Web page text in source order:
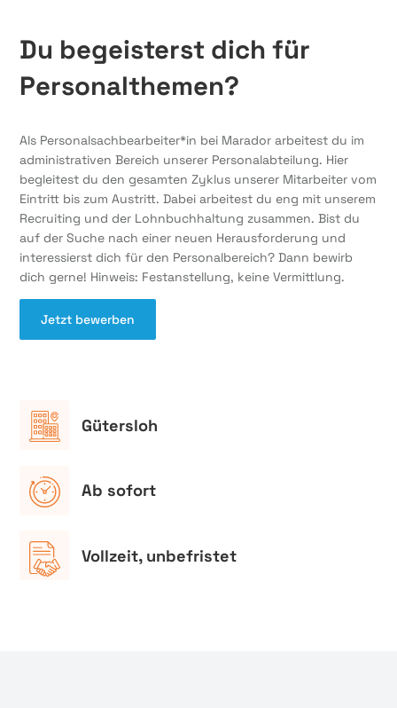
Du begeisterst dich für
Personalthemen?
Als Personalsachbearbeiter*in bei Marador arbeitest du im
administrativen Bereich unserer Personalabteilung. Hier
begleitest du den gesamten Zyklus unserer Mitarbeiter vom
Eintritt bis zum Austritt. Dabei arbeitest du eng mit unserem
Recruiting und der Lohnbuchhaltung zusammen. Bist du
auf der Suche nach einer neuen Herausforderung und
interessierst dich für den Personalbereich? Dann bewirb
dich gerne! Hinweis: Festanstellung, keine Vermittlung.
Jetzt bewerben
Gütersloh
Ab sofort
Vollzeit, unbefristet